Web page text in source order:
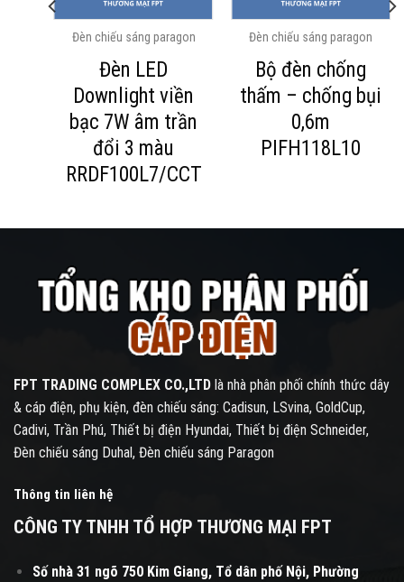
Đèn chiếu sáng paragon
Đèn LED
Downlight viền
bạc 7W âm trần
đổi 3 màu
RRDF100L7/CCT
Đèn chiếu sáng paragon
Bộ đèn chống
thấm – chống bụi
0,6m
PIFH118L10
FPT TRADING COMPLEX CO.,LTD là nhà phân phối chính thức dây
& cáp điện, phụ kiện, đèn chiếu sáng: Cadisun, LSvina, GoldCup,
Cadivi, Trần Phú, Thiết bị điện Hyundai, Thiết bị điện Schneider,
Đèn chiếu sáng Duhal, Đèn chiếu sáng Paragon
Thông tin liên hệ
CÔNG TY TNHH TỔ HỢP THƯƠNG MẠI FPT
Số nhà 31 ngõ 750 Kim Giang, Tổ dân phố Nội, Phường